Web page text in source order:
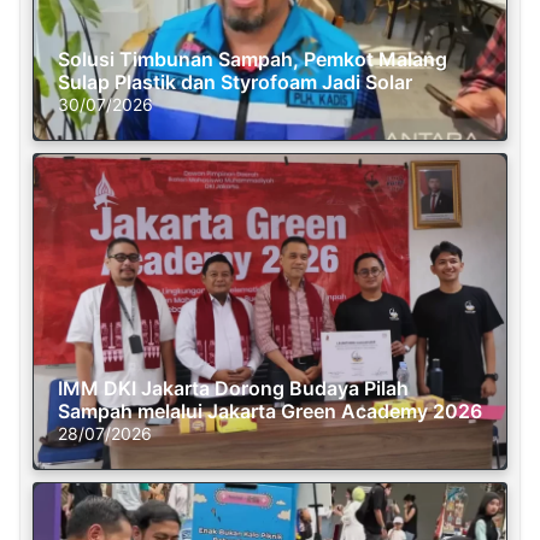
Solusi Timbunan Sampah, Pemkot Malang
Sulap Plastik dan Styrofoam Jadi Solar
30/07/2026
IMM DKI Jakarta Dorong Budaya Pilah
Sampah melalui Jakarta Green Academy 2026
28/07/2026